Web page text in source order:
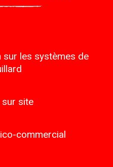
sur les systèmes de
sur site
commercial